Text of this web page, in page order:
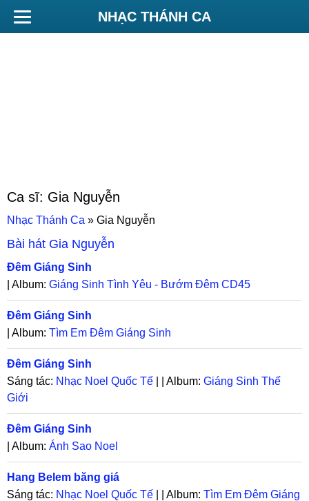
NHẠC THÁNH CA
Ca sĩ: Gia Nguyễn
Nhạc Thánh Ca » Gia Nguyễn
Bài hát Gia Nguyễn
Đêm Giáng Sinh
| Album: Giáng Sinh Tình Yêu - Bướm Đêm CD45
Đêm Giáng Sinh
| Album: Tìm Em Đêm Giáng Sinh
Đêm Giáng Sinh
Sáng tác: Nhạc Noel Quốc Tế | | Album: Giáng Sinh Thế
Giới
Đêm Giáng Sinh
| Album: Ánh Sao Noel
Hang Belem băng giá
Sáng tác: Nhạc Noel Quốc Tế | | Album: Tìm Em Đêm Giáng